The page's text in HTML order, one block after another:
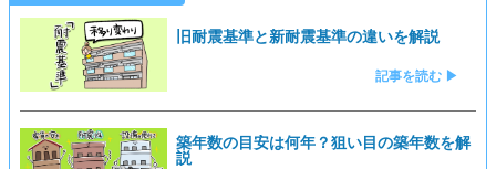
旧耐震基準と新耐震基準の違いを解説
記事を読む ▶
築年数の目安は何年？狙い目の築年数を解
説